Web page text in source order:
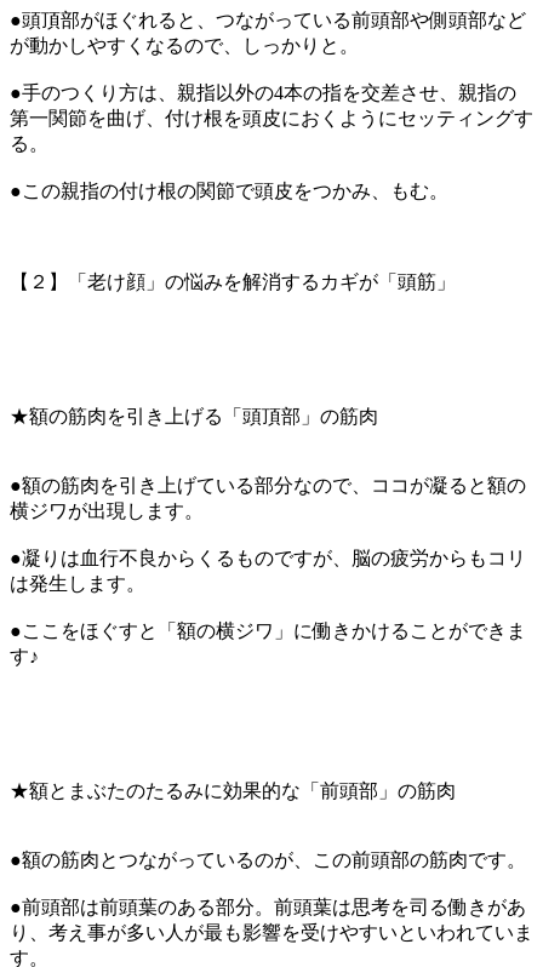
●頭頂部がほぐれると、つながっている前頭部や側頭部など
が動かしやすくなるので、しっかりと。
●手のつくり方は、親指以外の4本の指を交差させ、親指の
第一関節を曲げ、付け根を頭皮におくようにセッティングす
る。
●この親指の付け根の関節で頭皮をつかみ、もむ。
【２】「老け顔」の悩みを解消するカギが「頭筋」
★額の筋肉を引き上げる「頭頂部」の筋肉
●額の筋肉を引き上げている部分なので、ココが凝ると額の
横ジワが出現します。
●凝りは血行不良からくるものですが、脳の疲労からもコリ
は発生します。
●ここをほぐすと「額の横ジワ」に働きかけることができま
す♪
★額とまぶたのたるみに効果的な「前頭部」の筋肉
●額の筋肉とつながっているのが、この前頭部の筋肉です。
●前頭部は前頭葉のある部分。前頭葉は思考を司る働きがあ
り、考え事が多い人が最も影響を受けやすいといわれていま
す。